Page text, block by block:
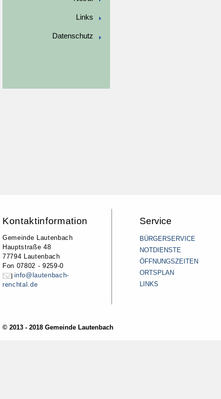
Links
Datenschutz
Kontaktinformation
Gemeinde Lautenbach
Hauptstraße 48
77794 Lautenbach
Fon 07802 - 9259-0
info@lautenbach-
renchtal.de
Service
BÜRGERSERVICE
NOTDIENSTE
ÖFFNUNGSZEITEN
ORTSPLAN
LINKS
© 2013 - 2018 Gemeinde Lautenbach